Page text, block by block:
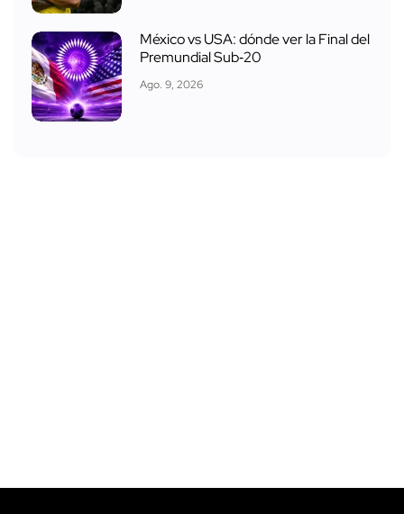
México vs USA: dónde ver la Final del
Premundial Sub‑20
Ago. 9, 2026